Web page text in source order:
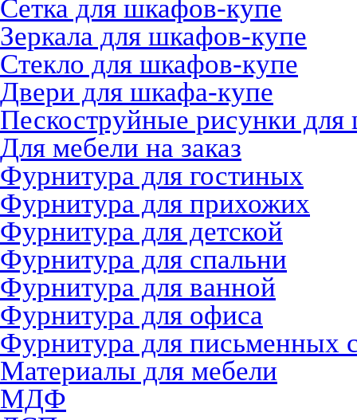
Сетка для шкафов-купе
Зеркала для шкафов-купе
Стекло для шкафов-купе
Двери для шкафа-купе
Пескоструйные рисунки
Для мебели на заказ
Фурнитура для гостиных
Фурнитура для прихожих
Фурнитура для детской
Фурнитура для спальни
Фурнитура для ванной
Фурнитура для офиса
Фурнитура для письменных
Материалы для мебели
МДФ